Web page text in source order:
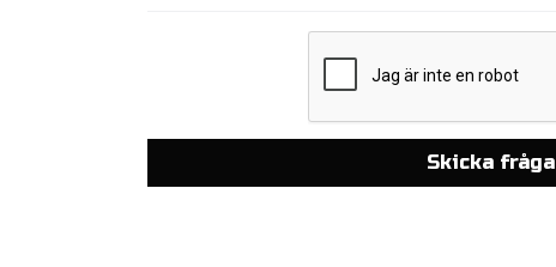
Skicka fråga